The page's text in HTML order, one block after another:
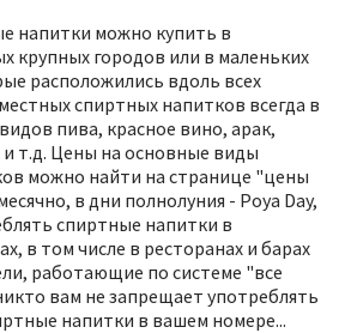
напитки можно купить в
крупных городов или в маленьких
расположились вдоль всех
спиртных напитков всегда в
пива, красное вино, арак,
т.д. Цены на основные виды
можно найти на странице "цены
в дни полнолуния - Poya Day,
спиртные напитки в
в том числе в ресторанах и барах
работающие по системе "все
вам не запрещает употреблять
напитки в вашем номере...